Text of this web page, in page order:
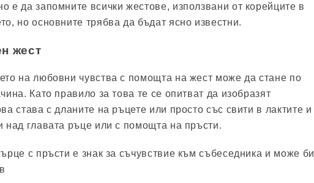
е да запомните всички жестове, използвани от корейците в
но основните трябва да бъдат ясно известни.
жест
на любовни чувства с помощта на жест може да стане по
Като правило за това те се опитват да изобразят
става с дланите на ръцете или просто със свити в лактите и
над главата ръце или с помощта на пръсти.
с пръсти е знак за съчувствие към събеседника и може би